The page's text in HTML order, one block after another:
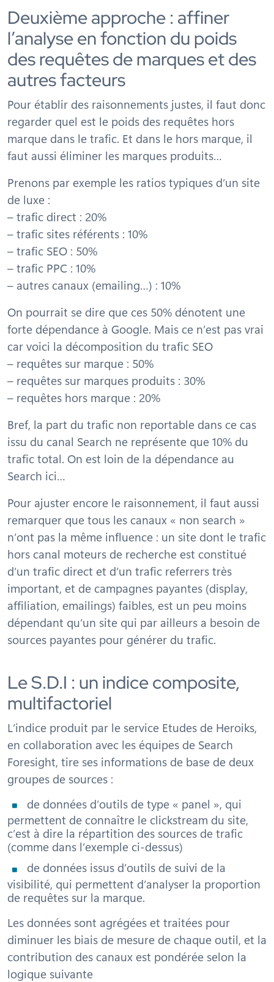
Deuxième approche : affiner
l’analyse en fonction du poids
des requêtes de marques et des
autres facteurs
Pour établir des raisonnements justes, il faut donc
regarder quel est le poids des requêtes hors
marque dans le trafic. Et dans le hors marque, il
faut aussi éliminer les marques produits…
Prenons par exemple les ratios typiques d’un site
de luxe :
– trafic direct : 20%
– trafic sites référents : 10%
– trafic SEO : 50%
– trafic PPC : 10%
– autres canaux (emailing…) : 10%
On pourrait se dire que ces 50% dénotent une
forte dépendance à Google. Mais ce n’est pas vrai
car voici la décomposition du trafic SEO
– requêtes sur marque : 50%
– requêtes sur marques produits : 30%
– requêtes hors marque : 20%
Bref, la part du trafic non reportable dans ce cas
issu du canal Search ne représente que 10% du
trafic total. On est loin de la dépendance au
Search ici…
Pour ajuster encore le raisonnement, il faut aussi
remarquer que tous les canaux « non search »
n’ont pas la même influence : un site dont le trafic
hors canal moteurs de recherche est constitué
d’un trafic direct et d’un trafic referrers très
important, et de campagnes payantes (display,
affiliation, emailings) faibles, est un peu moins
dépendant qu’un site qui par ailleurs a besoin de
sources payantes pour générer du trafic.
Le S.D.I : un indice composite,
multifactoriel
L’indice produit par le service Etudes de Heroiks,
en collaboration avec les équipes de Search
Foresight, tire ses informations de base de deux
groupes de sources :
de données d’outils de type « panel », qui
permettent de connaître le clickstream du site,
c’est à dire la répartition des sources de trafic
(comme dans l’exemple ci-dessus)
de données issus d’outils de suivi de la
visibilité, qui permettent d’analyser la proportion
de requêtes sur la marque.
Les données sont agrégées et traitées pour
diminuer les biais de mesure de chaque outil, et la
contribution des canaux est pondérée selon la
logique suivante